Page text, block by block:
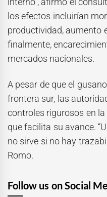
los efectos incluirían
productividad, aumento
finalmente,
mercados nacionales.
A pesar de que el
frontera sur, las
controles rigurosos en
que facilita su avance.
no sirve si no hay
Romo.
Follow us on Social